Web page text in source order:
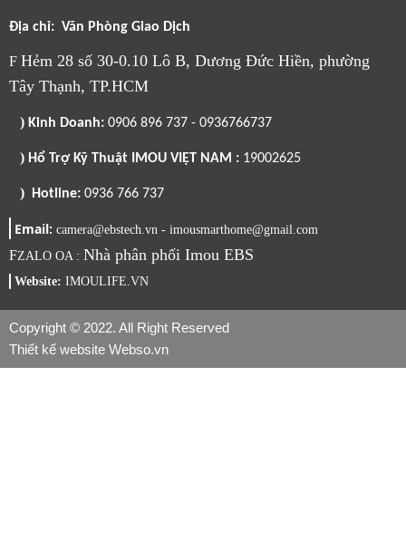
Địa chỉ: Văn Phòng Giao Dịch
F Hẻm 28 số 30-0.10 Lô B, Dương Đức Hiền, phường
Tây Thạnh, TP.HCM
) Kinh Doanh: 0906 896 737 - 0936766737
) Hổ Trợ Kỹ Thuật IMOU VIỆT NAM : 19002625
) Hotline: 0936 766 737
Email: camera@ebstech.vn - imousmarthome@gmail.com
FZALO OA : Nhà phân phối Imou EBS
Website: IMOULIFE.VN
Copyright © 2022. All Right Reserved
Thiết kế website Webso.vn